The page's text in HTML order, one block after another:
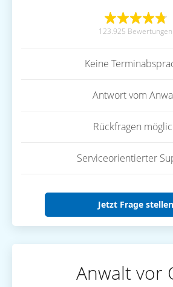
123.925 Bewertungen
Keine
Antwort vom
Rückfragen
Serviceorientierter
Jetzt Frage stellen
Anwalt vor